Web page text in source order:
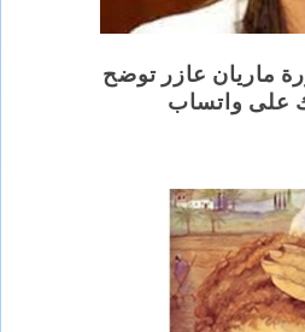
ماريان عازر توضح
على واتساب